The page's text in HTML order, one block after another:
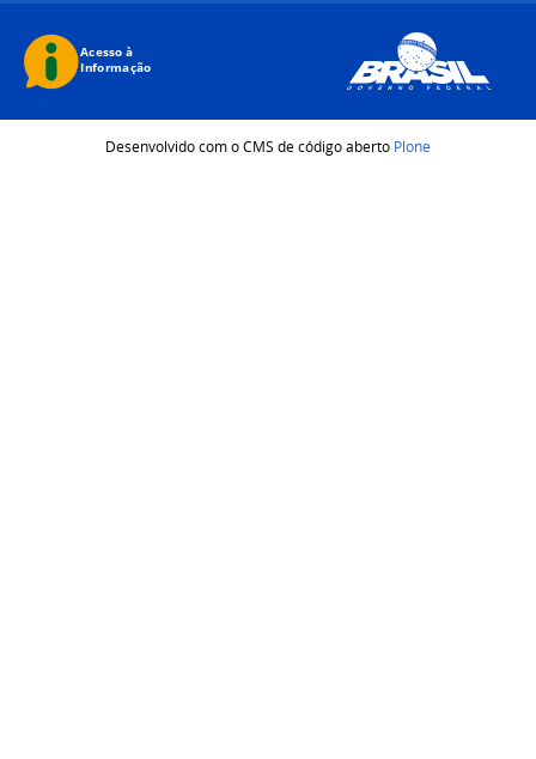
Desenvolvido com o CMS de código aberto Plone